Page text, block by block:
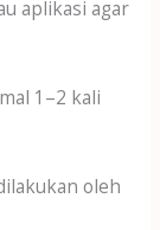
aplikasi agar
1–2 kali
oleh